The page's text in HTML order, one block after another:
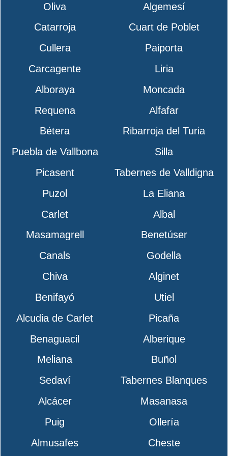
Oliva
Algemesí
Catarroja
Cuart de Poblet
Cullera
Paiporta
Carcagente
Liria
Alboraya
Moncada
Requena
Alfafar
Bétera
Ribarroja del Turia
Puebla de Vallbona
Silla
Picasent
Tabernes de Valldigna
Puzol
La Eliana
Carlet
Albal
Masamagrell
Benetúser
Canals
Godella
Chiva
Alginet
Benifayó
Utiel
Alcudia de Carlet
Picaña
Benaguacil
Alberique
Meliana
Buñol
Sedaví
Tabernes Blanques
Alcácer
Masanasa
Puig
Ollería
Almusafes
Cheste